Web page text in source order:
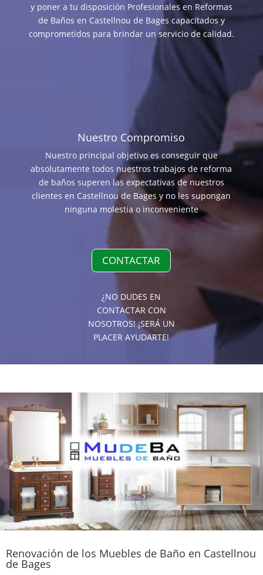
y poner a tu disposición Profesionales en Reformas
de Baños en Castellnou de Bages capacitados y
comprometidos para brindar un servicio de calidad.
Nuestro Compromiso
Nuestro principal objetivo es conseguir que
absolutamente todos nuestros trabajos de reforma
de baños superen las expectativas de nuestros
clientes en Castellnou de Bages y no les supongan
ninguna molestia o inconveniente
CONTACTAR
¿NO DUDES EN
CONTACTAR CON
NOSOTROS! ¡SERÁ UN
PLACER AYUDARTE!
Renovación de los Muebles de Baño en Castellnou
de Bages